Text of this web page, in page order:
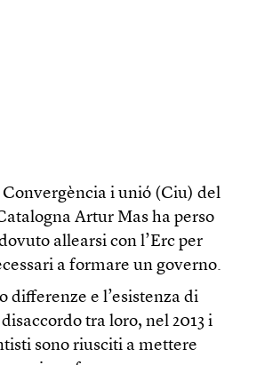
i unió (Ciu) del
Artur Mas ha perso
allearsi con l’Erc per
a formare un governo.
differenze e l’esistenza di
tra loro, nel 2013 i
sono riusciti a mettere